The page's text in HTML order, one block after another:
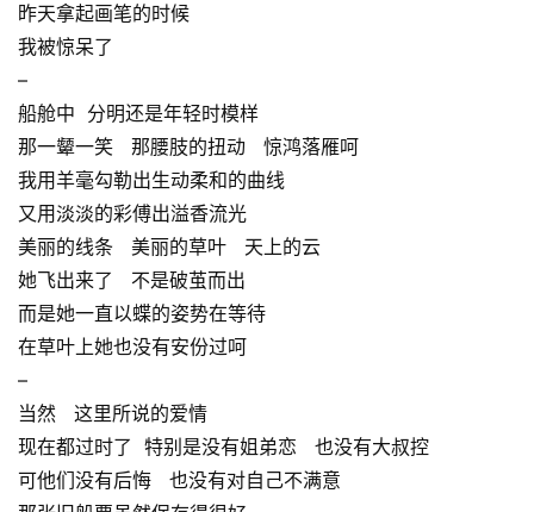
昨天拿起画笔的时候
我被惊呆了
–
船舱中 分明还是年轻时模样
那一颦一笑 那腰肢的扭动 惊鸿落雁呵
我用羊毫勾勒出生动柔和的曲线
又用淡淡的彩傅出溢香流光
美丽的线条 美丽的草叶 天上的云
她飞出来了 不是破茧而出
而是她一直以蝶的姿势在等待
在草叶上她也没有安份过呵
–
当然 这里所说的爱情
现在都过时了 特别是没有姐弟恋 也没有大叔控
可他们没有后悔 也没有对自己不满意